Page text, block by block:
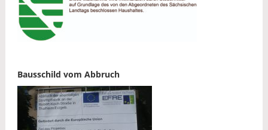
Bausschild vom Abbruch